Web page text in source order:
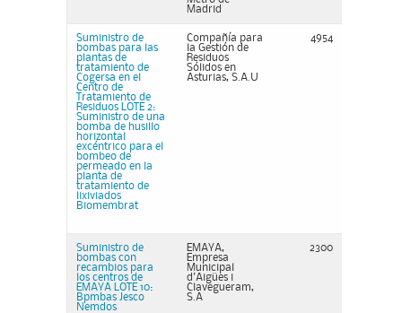
Madrid
Suministro de
bombas para las
plantas de
tratamiento de
Cogersa en el
Centro de
Tratamiento de
Residuos LOTE 2:
Suministro de una
bomba de husillo
horizontal
excéntrico para el
bombeo de
permeado en la
planta de
tratamiento de
lixiviados
Biomembrat
Compañía para
la Gestión de
Residuos
Sólidos en
Asturias, S.A.U
4954
Suministro de
bombas con
recambios para
los centros de
EMAYA LOTE 10:
Bpmbas Jesco
Nemdos
EMAYA,
Empresa
Municipal
d'Aigües i
Clavegueram,
S.A
2300